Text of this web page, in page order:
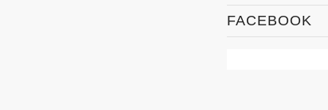
FACEBOOK